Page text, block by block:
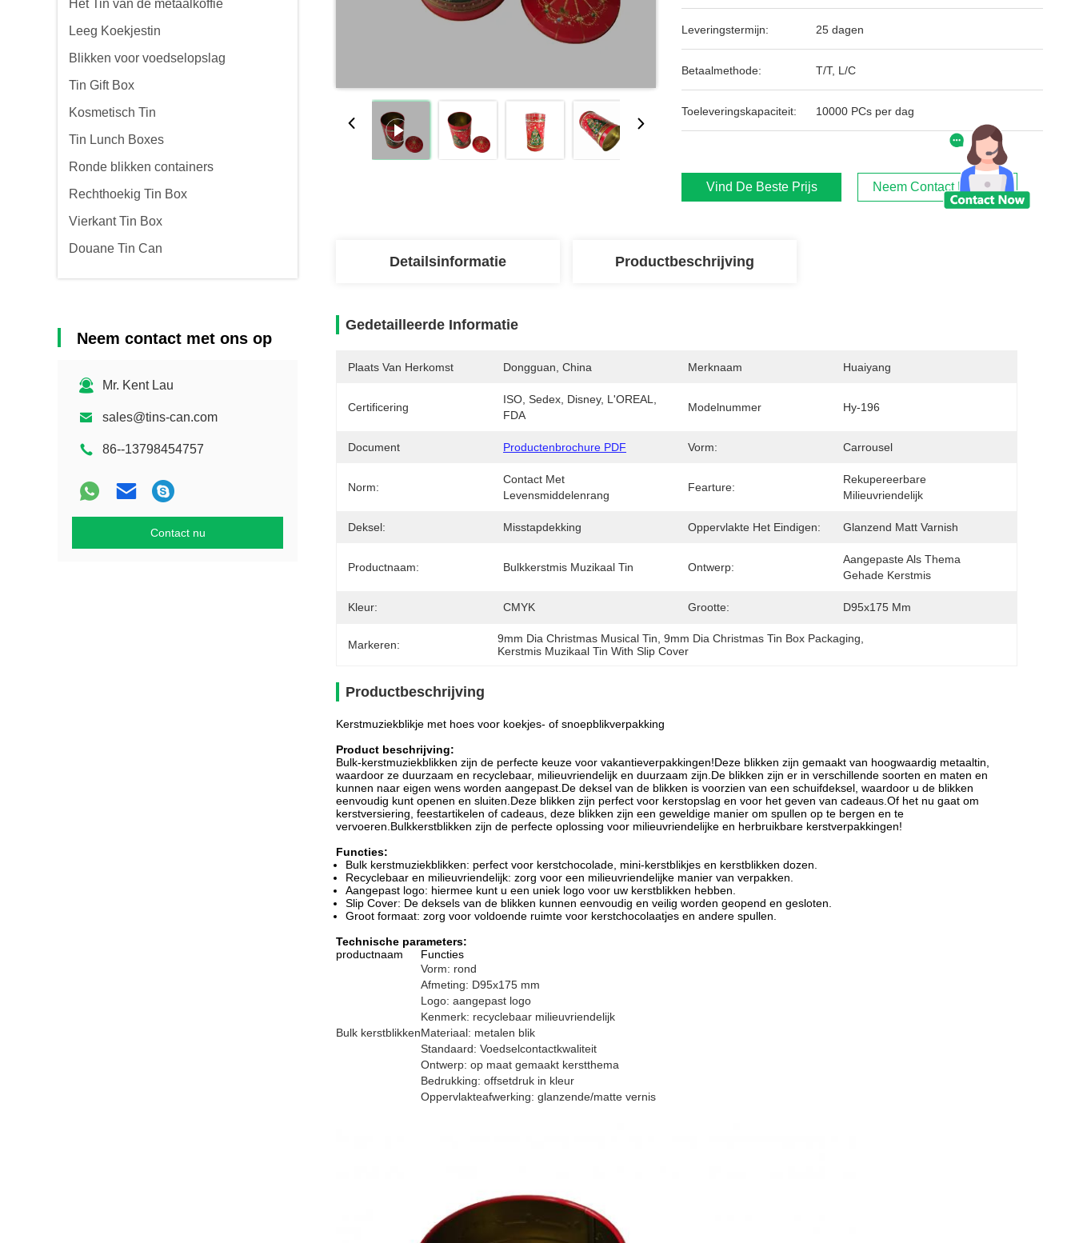
Het Tin van de metaalkoffie
Leeg Koekjestin
Blikken voor voedselopslag
Tin Gift Box
Kosmetisch Tin
Tin Lunch Boxes
Ronde blikken containers
Rechthoekig Tin Box
Vierkant Tin Box
Douane Tin Can
Neem contact met ons op
Mr. Kent Lau
sales@tins-can.com
86--13798454757
Contact nu
Leveringstermijn: 25 dagen
Betaalmethode: T/T, L/C
Toeleveringskapaciteit: 10000 PCs per dag
Vind De Beste Prijs Neem Contact Met Ons Op
Detailsinformatie Productbeschrijving
Gedetailleerde Informatie
Plaats Van Herkomst Dongguan, China Merknaam Huaiyang
Certificering
ISO, Sedex, Disney, L'OREAL,
FDA
Modelnummer Hy-196
Document Productenbrochure PDF Vorm: Carrousel
Norm:
Contact Met
Levensmiddelenrang
Fearture:
Rekupereerbare
Milieuvriendelijk
Deksel: Misstapdekking Oppervlakte Het Eindigen: Glanzend Matt Varnish
Productnaam: Bulkkerstmis Muzikaal Tin Ontwerp:
Aangepaste Als Thema
Gehade Kerstmis
Kleur: CMYK Grootte: D95x175 Mm
Markeren: 9mm Dia Christmas Musical Tin , 9mm Dia Christmas Tin Box Packaging
Kerstmis Muzikaal Tin With Slip Cover
Productbeschrijving
Kerstmuziekblikje met hoes voor koekjes- of snoepblikverpakking
Product beschrijving:
Bulk-kerstmuziekblikken zijn de perfecte keuze voor vakantieverpakkingen!Deze blikken zijn gemaakt van hoogwaardig metaaltin,
waardoor ze duurzaam en recyclebaar, milieuvriendelijk en duurzaam zijn.De blikken zijn er in verschillende soorten en maten en
kunnen naar eigen wens worden aangepast.De deksel van de blikken is voorzien van een schuifdeksel, waardoor u de blikken
eenvoudig kunt openen en sluiten.Deze blikken zijn perfect voor kerstopslag en voor het geven van cadeaus.Of het nu gaat om
kerstversiering, feestartikelen of cadeaus, deze blikken zijn een geweldige manier om spullen op te bergen en te
vervoeren.Bulkkerstblikken zijn de perfecte oplossing voor milieuvriendelijke en herbruikbare kerstverpakkingen!
Functies:
Bulk kerstmuziekblikken: perfect voor kerstchocolade, mini-kerstblikjes en kerstblikken dozen.
Recyclebaar en milieuvriendelijk: zorg voor een milieuvriendelijke manier van verpakken.
Aangepast logo: hiermee kunt u een uniek logo voor uw kerstblikken hebben.
Slip Cover: De deksels van de blikken kunnen eenvoudig en veilig worden geopend en gesloten.
Groot formaat: zorg voor voldoende ruimte voor kerstchocolaatjes en andere spullen.
Technische parameters:
productnaam
Functies
Bulk kerstblikken
Vorm: rond
Afmeting: D95x175 mm
Logo: aangepast logo
Kenmerk: recyclebaar milieuvriendelijk
Materiaal: metalen blik
Standaard: Voedselcontactkwaliteit
Ontwerp: op maat gemaakt kerstthema
Bedrukking: offsetdruk in kleur
Oppervlakteafwerking: glanzende/matte vernis